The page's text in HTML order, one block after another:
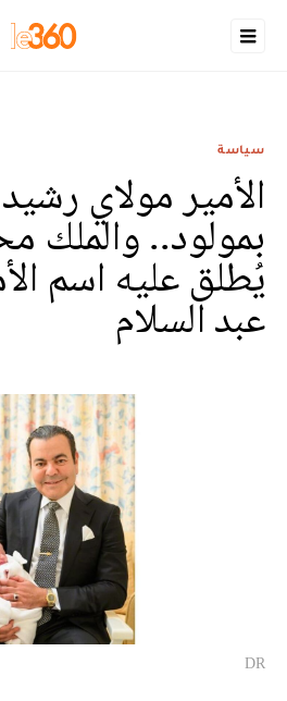
سياسة
الأمير مولاي
بمولود.. والملك
يُطلق عليه اسم
عبد السلام
DR